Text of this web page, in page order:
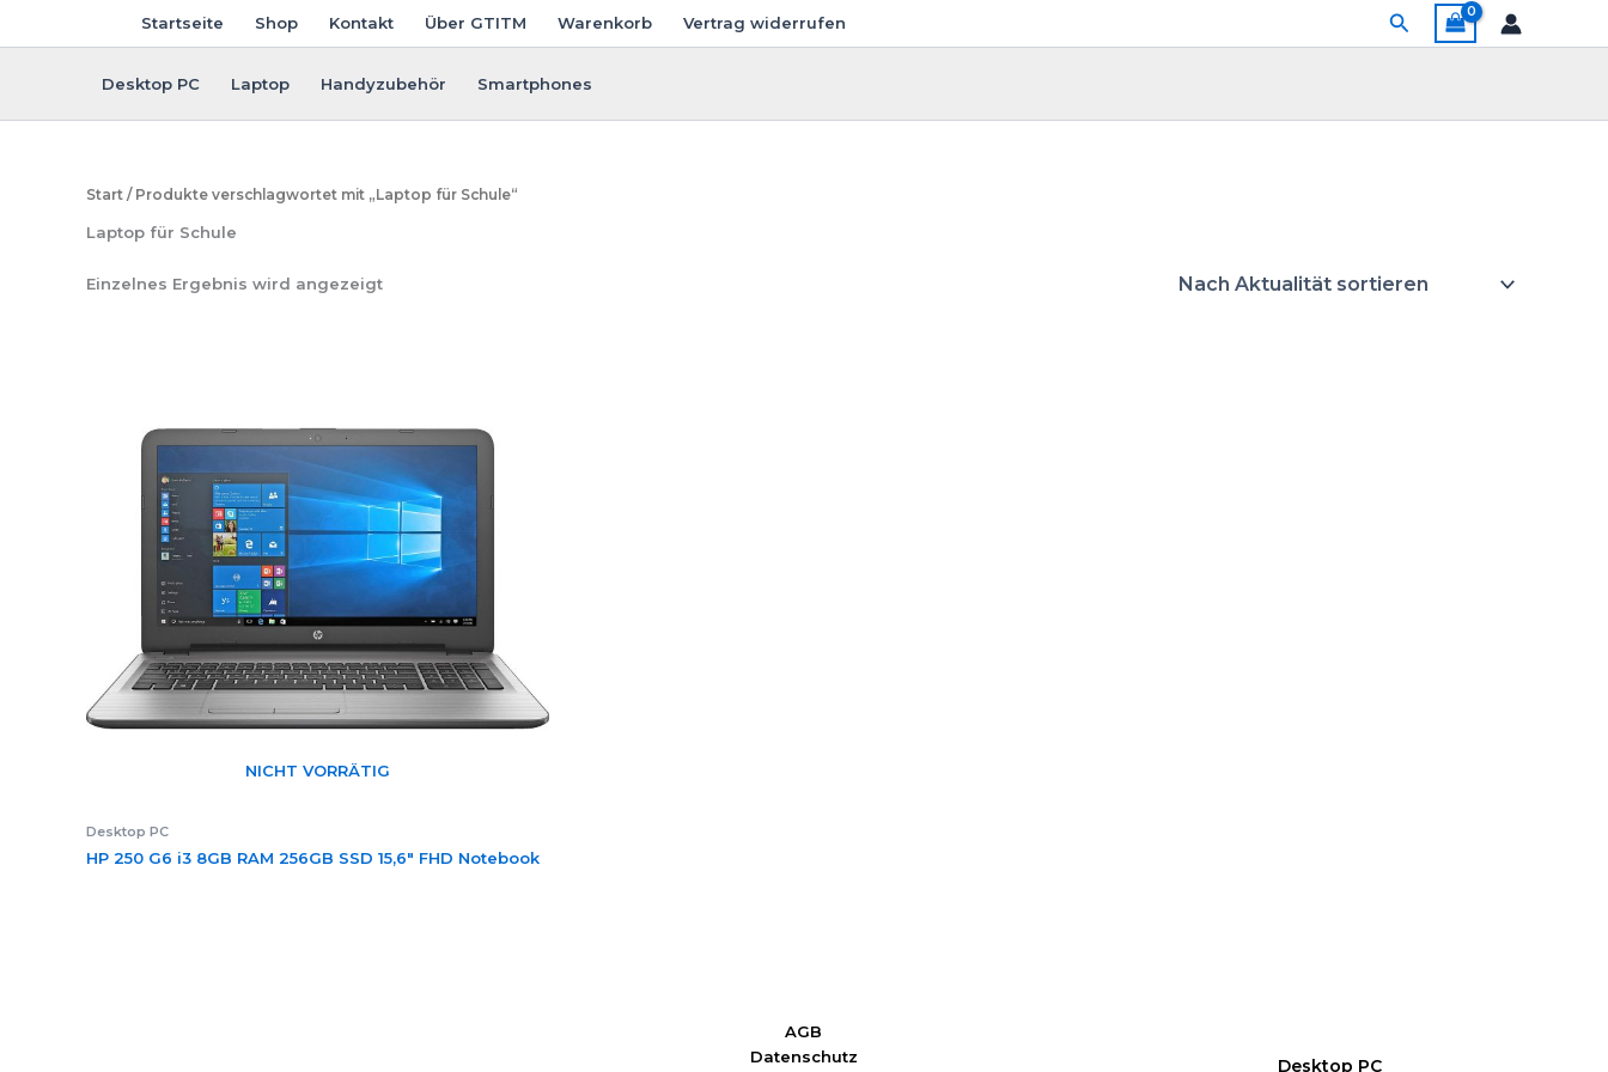
Startseite Shop Kontakt Über GTITM Warenkorb Vertrag widerrufen Suchen
Desktop PC Laptop Handyzubehör Smartphones
Start / Produkte verschlagwortet mit „Laptop für Schule“
Laptop für Schule
Einzelnes Ergebnis wird angezeigt
NICHT VORRÄTIG
Desktop PC
HP 250 G6 i3 8GB RAM 256GB SSD 15,6″ FHD Notebook
AGB
Datenschutz
Desktop PC